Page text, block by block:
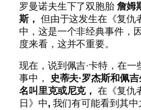
罗曼诺夫生下了双胞胎 詹姆
斯， 但由于这发生在《复仇
中，这是一个非经典事件，
度来看，这并不重要。
现在，说到佩吉·卡特，在一
事中，
史蒂夫·罗杰斯和佩
名叫里克或尼克，在《复仇
日》中, 我们有可能看到其